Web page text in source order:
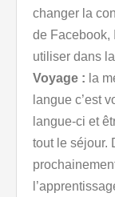
changer la
de Facebook,
utiliser dans
Voyage : la
langue c’est
langue-ci et
tout le séjour.